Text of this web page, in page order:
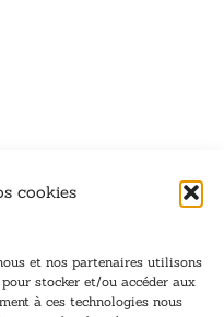
cookies
et nos partenaires utilisons
stocker et/ou accéder aux
à ces technologies nous